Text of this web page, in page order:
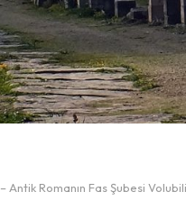
Antik Romanın Fas Şubesi